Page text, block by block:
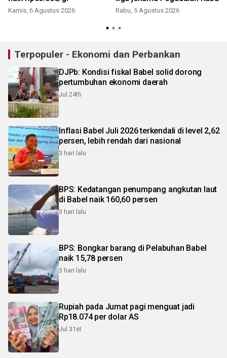
Kamis, 6 Agustus 2026 Rabu, 5 Agustus 2026
Terpopuler - Ekonomi dan Perbankan
DJPb: Kondisi fiskal Babel solid dorong
pertumbuhan ekonomi daerah
Jul 24th
Inflasi Babel Juli 2026 terkendali di level 2,62
persen, lebih rendah dari nasional
3 hari lalu
BPS: Kedatangan penumpang angkutan laut
di Babel naik 160,60 persen
3 hari lalu
BPS: Bongkar barang di Pelabuhan Babel
naik 15,78 persen
3 hari lalu
Rupiah pada Jumat pagi menguat jadi
Rp18.074 per dolar AS
Jul 31st